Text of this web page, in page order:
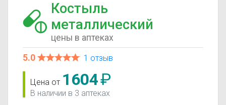
Костыль
металлический
цены в аптеках
5.0 1 отзыв
Цена от 1604₽
В наличии в 3 аптеках